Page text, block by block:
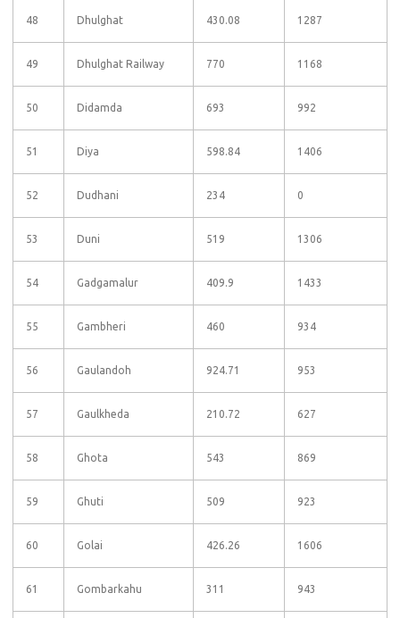
48 Dhulghat 430.08 1287
49 Dhulghat Railway 770 1168
50 Didamda 693 992
51 Diya 598.84 1406
52 Dudhani 234 0
53 Duni 519 1306
54 Gadgamalur 409.9 1433
55 Gambheri 460 934
56 Gaulandoh 924.71 953
57 Gaulkheda 210.72 627
58 Ghota 543 869
59 Ghuti 509 923
60 Golai 426.26 1606
61 Gombarkahu 311 943